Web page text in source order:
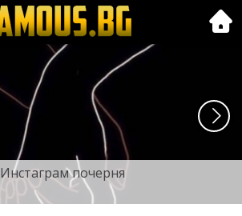
Инстаграм почерня